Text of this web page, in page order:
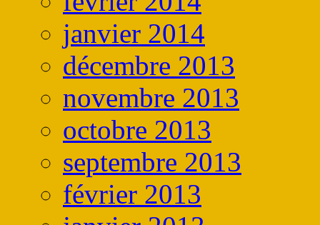
janvier 2014
décembre 2013
novembre 2013
octobre 2013
septembre 2013
février 2013